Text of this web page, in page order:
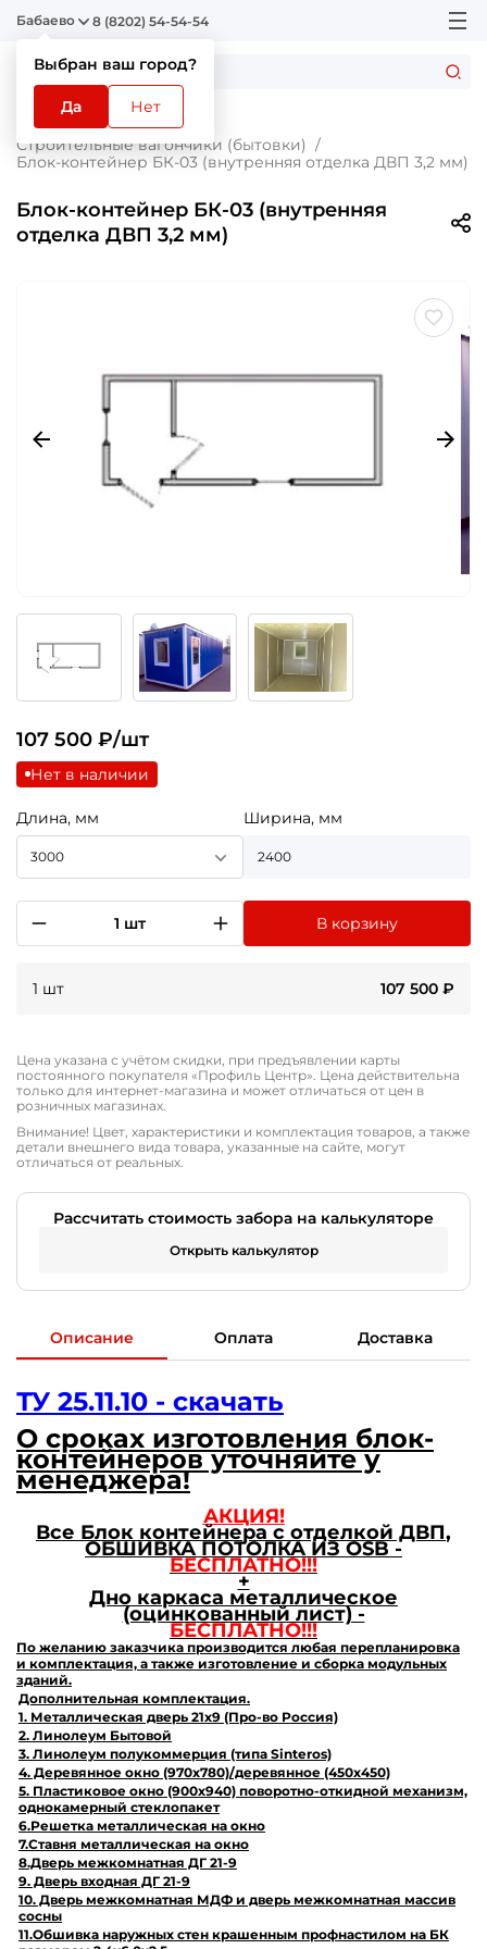
Бабаево
Выбран ваш город?
Да Нет
8 (8202) 54-54-54
Главная
Каталог
Строительные вагончики (бытовки)
Блок-контейнер БК-03 (внутренняя отделка ДВП 3,2 мм)
Блок-контейнер БК-03 (внутренняя
отделка ДВП 3,2 мм)
107 500 ₽/шт
Нет в наличии
Длина, мм
3000
Ширина, мм
2400
1 шт В корзину
1 шт 107 500 ₽
Цена указана с учётом скидки, при предъявлении карты
постоянного покупателя «Профиль Центр». Цена действительна
только для интернет-магазина и может отличаться от цен в
розничных магазинах.
Внимание! Цвет, характеристики и комплектация товаров, а также
детали внешнего вида товара, указанные на сайте, могут
отличаться от реальных.
Рассчитать стоимость забора на калькуляторе
Открыть калькулятор
Описание Оплата Доставка
ТУ 25.11.10 - скачать
О сроках изготовления блок-
контейнеров уточняйте у
менеджера!
АКЦИЯ!
Все Блок контейнера с отделкой ДВП,
ОБШИВКА ПОТОЛКА ИЗOSB-
БЕСПЛАТНО!!!
+
Дно каркаса металлическое
(оцинкованный лист) -
БЕСПЛАТНО!!!
По желанию заказчика производится любая перепланировка
и комплектация, а также изготовление и сборка модульных
зданий.
Дополнительная комплектация.
1. Металлическая дверь 21х9 (Про-во Россия)
2. Линолеум Бытовой
3. Линолеум полукоммерция (типа Sinteros)
4. Деревянное окно (970х780)/деревянное (450х450)
5. Пластиковое окно (900х940) поворотно-откидной механизм,
однокамерный стеклопакет
6.Решетка металлическая на окно
7.Ставня металлическая на окно
8.Дверь межкомнатная ДГ 21-9
9. Дверь входная ДГ 21-9
10. Дверь межкомнатная МДФ и дверь межкомнатная массив
сосны
11.Обшивка наружных стен крашенным профнастилом на БК